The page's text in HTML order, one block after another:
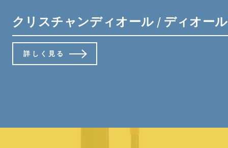
クリスチャンディオール / ディオー
詳しく見る